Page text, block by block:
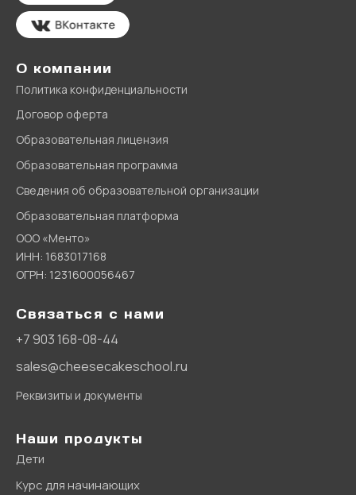
О компании
Политика конфиденциальности
Договор оферта
Образовательная лицензия
Образовательная программа
Сведения об образовательной организации
Образовательная платформа
ООО «Менто»
ИНН: 1683017168
ОГРН: 1231600056467
Связаться с нами
+7 903 168-08-44
sales@cheesecakeschool.ru
Реквизиты и документы
Наши продукты
Дети
Курс для начинающих